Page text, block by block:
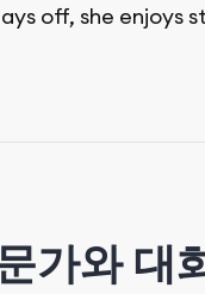
off, she enjoys
가와 대